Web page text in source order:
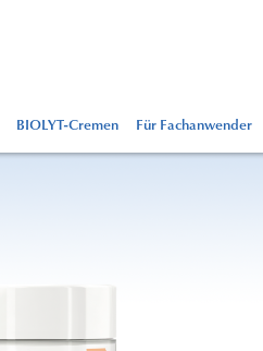
BIOLYT-Cremen Für Fachanwender